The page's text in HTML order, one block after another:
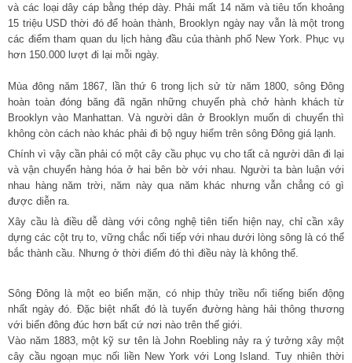
và các loại dây cáp bằng thép dày. Phải mất 14 năm và tiêu tốn khoảng
15 triệu USD thời đó để hoàn thành, Brooklyn ngày nay vẫn là một trong
các điểm tham quan du lịch hàng đầu của thành phố New York. Phục vụ
hơn 150.000 lượt đi lại mỗi ngày.
Mùa đông năm 1867, lần thứ 6 trong lịch sử từ năm 1800, sông Đông
hoàn toàn đóng băng đã ngăn những chuyến phà chở hành khách từ
Brooklyn vào Manhattan. Và người dân ở Brooklyn muốn di chuyển thì
không còn cách nào khác phải đi bộ nguy hiểm trên sông Đông giá lạnh.
Chính vì vậy cần phải có một cây cầu phục vụ cho tất cả người dân đi lại
và vận chuyển hàng hóa ở hai bên bờ với nhau. Người ta bàn luận với
nhau hàng năm trời, năm này qua năm khác nhưng vẫn chẳng có gì
được diễn ra.
Xây cầu là điều dễ dàng với công nghệ tiên tiến hiện nay, chỉ cần xây
dựng các cột trụ to, vững chắc nối tiếp với nhau dưới lòng sông là có thể
bắc thành cầu. Nhưng ở thời điểm đó thì điều này là không thể.
Sông Đông là một eo biển mặn, có nhịp thủy triều nổi tiếng biến động
nhất ngày đó. Đặc biệt nhất đó là tuyến đường hàng hải thông thương
với biển đông đúc hơn bất cứ nơi nào trên thế giới.
Vào năm 1883, một kỹ sư tên là John Roebling nảy ra ý tưởng xây một
cây cầu ngoạn mục nối liền New York với Long Island. Tuy nhiên thời